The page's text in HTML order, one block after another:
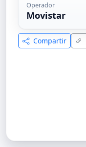
Operador
Movistar
Compartir